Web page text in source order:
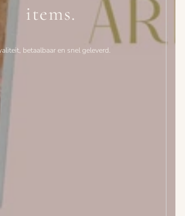
items.
betaalbaar en snel geleverd.